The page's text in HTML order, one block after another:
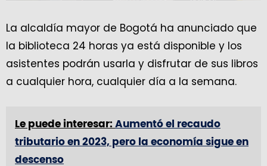
La alcaldía mayor de Bogotá ha anunciado que
la biblioteca 24 horas ya está disponible y los
asistentes podrán usarla y disfrutar de sus libros
a cualquier hora, cualquier día a la semana.
Le puede interesar: Aumentó el recaudo
tributario en 2023, pero la economía sigue en
descenso